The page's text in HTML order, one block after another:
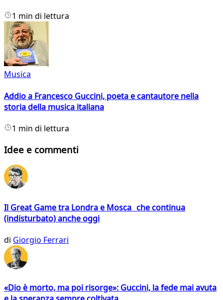
1 min di lettura
Musica
Addio a Francesco Guccini, poeta e cantautore nella
storia della musica italiana
1 min di lettura
Idee e commenti
Il Great Game tra Londra e Mosca che continua
(indisturbato) anche oggi
di Giorgio Ferrari
«Dio è morto, ma poi risorge»: Guccini, la fede mai avuta